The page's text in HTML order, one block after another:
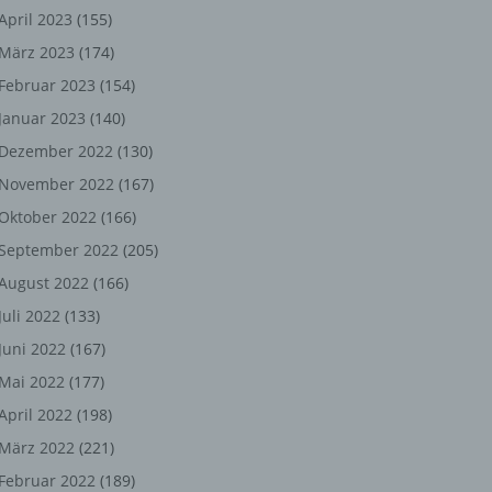
2023 (155)
März 2023 (174)
Februar 2023 (154)
Januar 2023 (140)
Dezember 2022 (130)
November 2022 (167)
Oktober 2022 (166)
September 2022 (205)
2022 (166)
Juli 2022 (133)
Juni 2022 (167)
Mai 2022 (177)
2022 (198)
März 2022 (221)
Februar 2022 (189)
oder